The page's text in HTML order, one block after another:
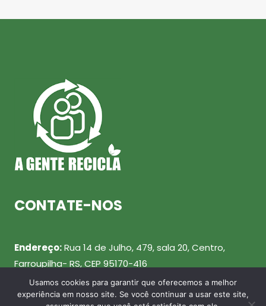
CONTATE-NOS
Endereço:Rua 14 de Julho, 479, sala 20, Centro,
Farroupilha- RS, CEP 95170-416
Telefone: (54) 99943-0461
Usamos cookies para garantir que oferecemos a melhor
experiência em nosso site. Se você continuar a usar este site,